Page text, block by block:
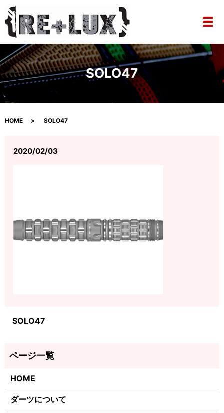
メ
SOLO47
HOME SOLO47
2020/02/03
SOLO47
HOME
ダーツについて